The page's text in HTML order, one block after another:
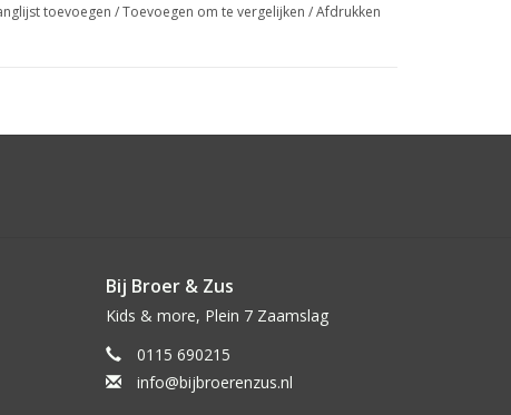
toevoegen /Toevoegen om te vergelijken /Afdrukken
Bij Broer & Zus
Kids & more, Plein 7 Zaamslag
0115 690215
info@bijbroerenzus.nl